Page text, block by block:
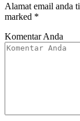
Alamat email anda
marked *
Komentar Anda